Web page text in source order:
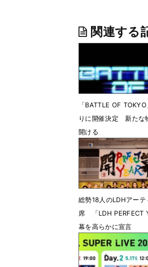
関連する
「BATTLE OF
りに開催決定 新たな
開ける
5月14日 23時40分
総勢18人のLDHアーテ
席 「LDH PERFECT
幕を高らかに宣言
1月19日 14時14分